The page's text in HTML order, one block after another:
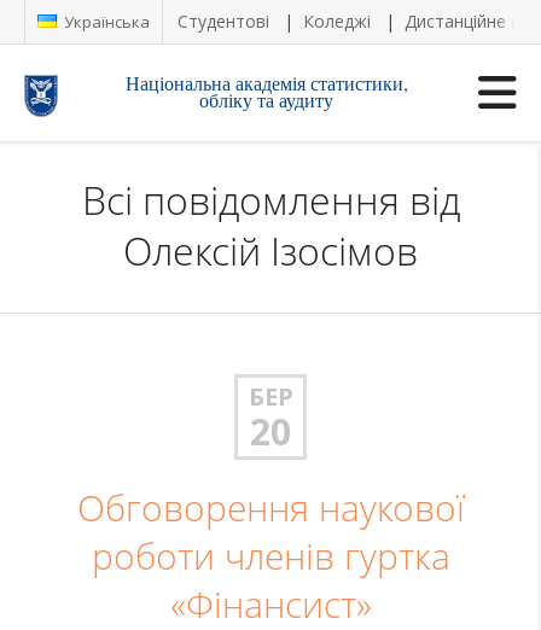
Українська Студентові Коледжі Дистанційне
Національна академія статистики,
обліку та аудиту
Всі повідомлення від
Олексій Ізосімов
БЕР
20
Обговорення наукової
роботи членів гуртка
«Фінансист»